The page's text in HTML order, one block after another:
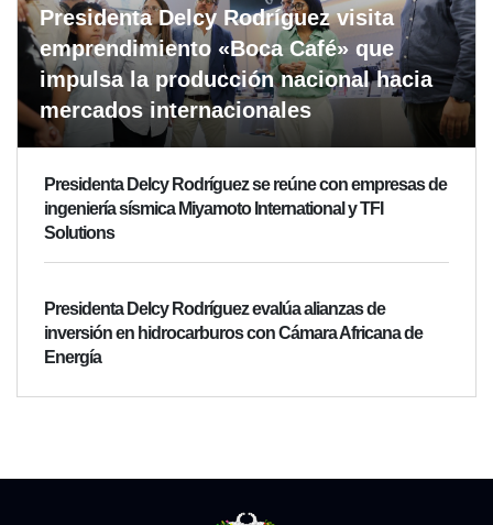
Presidenta Delcy Rodríguez visita
emprendimiento «Boca Café» que
impulsa la producción nacional hacia
mercados internacionales
Presidenta Delcy Rodríguez se reúne con empresas de
ingeniería sísmica Miyamoto International y TFI
Solutions
Presidenta Delcy Rodríguez evalúa alianzas de
inversión en hidrocarburos con Cámara Africana de
Energía